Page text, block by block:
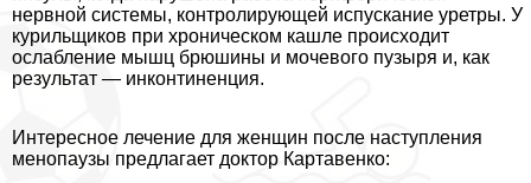
нервной системы, контролирующей испускание уретры. У
курильщиков при хроническом кашле происходит
ослабление мышц брюшины и мочевого пузыря и, как
результат — инконтиненция.
Интересное лечение для женщин после наступления
менопаузы предлагает доктор Картавенко: